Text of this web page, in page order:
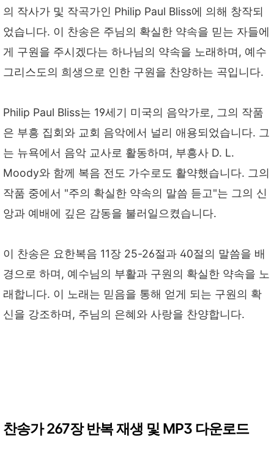
의 작사가 및 작곡가인 Philip Paul Bliss에 의해 창작되
었습니다. 이 찬송은 주님의 확실한 약속을 믿는 자들에
게 구원을 주시겠다는 하나님의 약속을 노래하며, 예수
그리스도의 희생으로 인한 구원을 찬양하는 곡입니다.
Philip Paul Bliss는 19세기 미국의 음악가로, 그의 작품
은 부흥 집회와 교회 음악에서 널리 애용되었습니다. 그
는 뉴욕에서 음악 교사로 활동하며, 부흥사 D. L.
Moody와 함께 복음 전도 가수로도 활약했습니다. 그의
작품 중에서 "주의 확실한 약속의 말씀 듣고"는 그의 신
앙과 예배에 깊은 감동을 불러일으켰습니다.
이 찬송은 요한복음 11장 25-26절과 40절의 말씀을 배
경으로 하며, 예수님의 부활과 구원의 확실한 약속을 노
래합니다. 이 노래는 믿음을 통해 얻게 되는 구원의 확
신을 강조하며, 주님의 은혜와 사랑을 찬양합니다.
찬송가 267장 반복 재생 및 MP3 다운로드